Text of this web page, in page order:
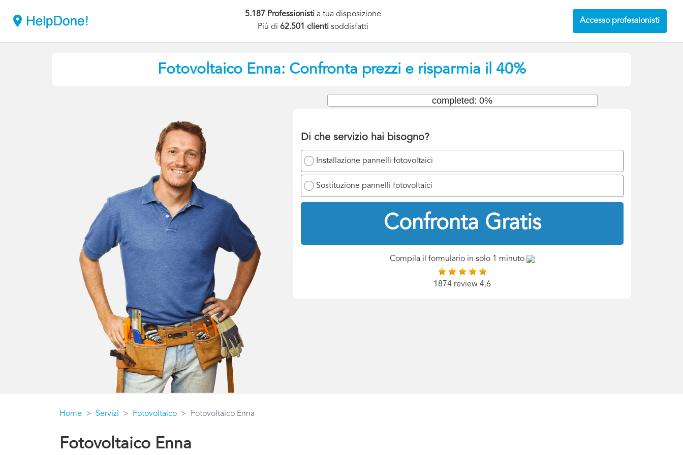
5.187 Professionisti a tua disposizione
Più di62.501 clientisoddisfatti
Accesso professionisti
Fotovoltaico Enna: Confronta prezzi e risparmia il 40%
Di che servizio hai bisogno?
Installazione pannelli fotovoltaici
Sostituzione pannelli fotovoltaici
Confronta Gratis
completed: 0%
Compila il formulario in solo 1 minuto
1874 review 4.6
Home Servizi Fotovoltaico Fotovoltaico Enna
Fotovoltaico Enna